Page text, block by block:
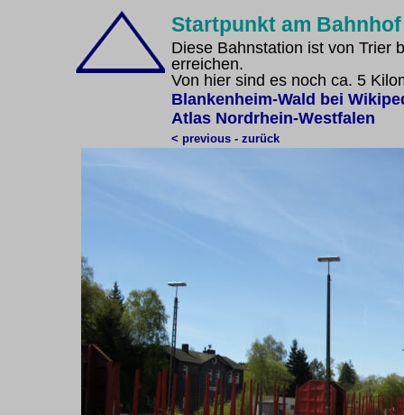
Startpunkt am
Diese Bahnstation ist von Trier
erreichen.
Von hier sind es noch ca. 5
Blankenheim-Wald bei
Atlas Nordrhein-Westfalen
< previous - zurück